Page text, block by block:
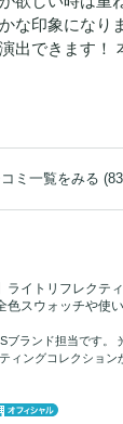
な印象になり
出できます！
ミ一覧をみる
ライトリフレクテ
色スウォッチや使
ブランド担当です。
ィングコレクショ